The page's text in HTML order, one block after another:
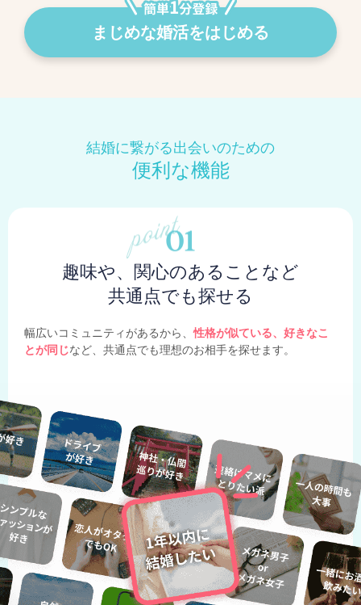
まじめな婚活をはじめる
結婚に繋がる出会いのための
便利な機能
趣味や、関心のあることなど
共通点でも探せる
幅広いコミュニティがあるから、性格が似ている、好きなこ
とが同じなど、共通点でも理想のお相手を探せます。